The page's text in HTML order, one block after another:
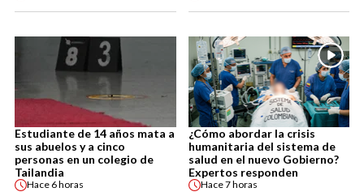
Estudiante de 14 años mata a
sus abuelos y a cinco
personas en un colegio de
Tailandia
Hace 6 horas
¿Cómo abordar la crisis
humanitaria del sistema de
salud en el nuevo Gobierno?
Expertos responden
Hace7 horas